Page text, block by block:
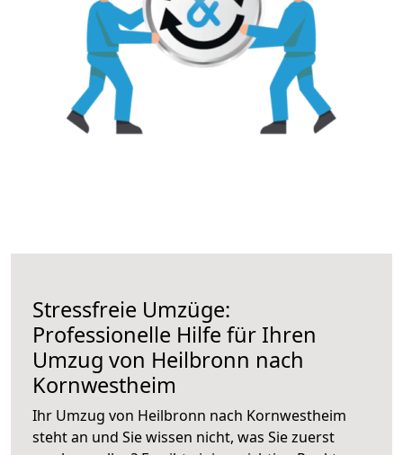
Stressfreie Umzüge:
Professionelle Hilfe für Ihren
Umzug von Heilbronn nach
Kornwestheim
Ihr Umzug von Heilbronn nach Kornwestheim
steht an und Sie wissen nicht, was Sie zuerst